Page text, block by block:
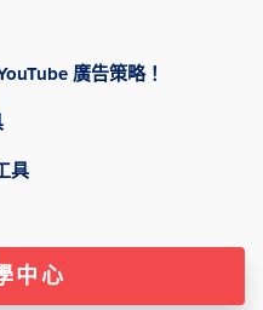
廣告策略！
具
中心